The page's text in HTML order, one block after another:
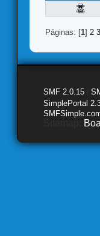
Páginas: [1] 2 3
SMF 2.0.15
SimplePortal